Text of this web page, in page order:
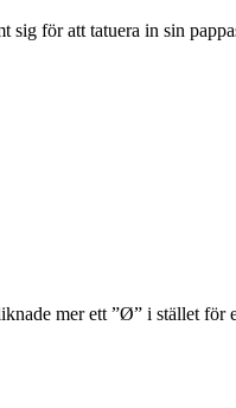
för att tatuera in sin
mer ett ”Ø” i stället för